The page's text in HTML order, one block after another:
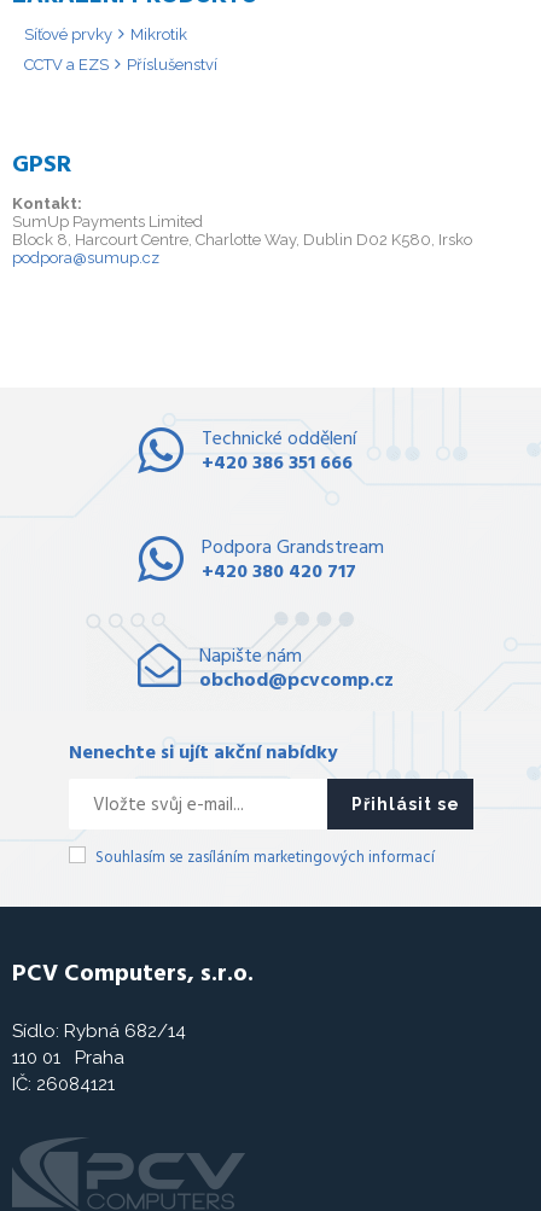
Síťové prvky
Mikrotik
CCTV a EZS
Příslušenství
GPSR
Kontakt:
SumUp Payments Limited
Block 8, Harcourt Centre, Charlotte Way, Dublin D02 K580, Irsko
podpora@sumup.cz
Technické oddělení
+420 386 351 666
Podpora Grandstream
+420 380 420 717
Napište nám
obchod@pcvcomp.cz
Nenechte si ujít akční nabídky
Přihlásit se
Souhlasím se zasíláním marketingových informací
PCV Computers, s.r.o.
Sídlo: Rybná 682/14
110 01 Praha
IČ: 26084121